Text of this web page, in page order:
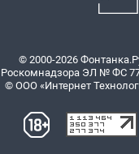
© 2000-2026
ЭЛ № ФС
© ООО «Интернет